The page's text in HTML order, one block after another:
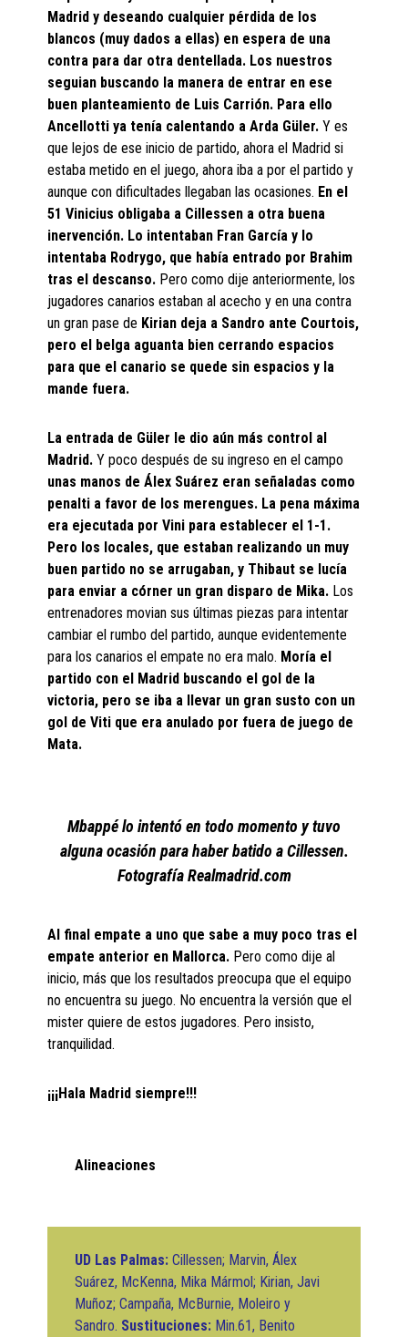
Madrid y deseando cualquier pérdida de los
blancos (muy dados a ellas) en espera de una
contra para dar otra dentellada. Los nuestros
seguian buscando la manera de entrar en ese
buen planteamiento de Luis Carrión. Para ello
Ancellotti ya tenía calentando a Arda Güler.Y es
que lejos de ese inicio de partido, ahora el Madrid si
estaba metido en el juego, ahora iba a por el partido y
aunque con dificultades llegaban las ocasiones. En el
51 Vinicius obligaba a Cillessen a otra buena
inervención. Lo intentaban Fran García y lo
intentaba Rodrygo, que había entrado por Brahim
tras el descanso. Pero como dije anteriormente, los
jugadores canarios estaban al acecho y en una contra
un gran pase de Kirian deja a Sandro ante Courtois,
pero el belga aguanta bien cerrando espacios
para que el canario se quede sin espacios y la
mande fuera.
La entrada de Güler le dio aún más control al
Madrid. Y poco después de su ingreso en el campo
unas manos de Álex Suárez eran señaladas como
penalti a favor de los merengues. La pena máxima
era ejecutada por Vini para establecer el 1-1.
Pero los locales, que estaban realizando un muy
buen partido no se arrugaban, y Thibaut se lucía
para enviar a córner un gran disparo de Mika. Los
entrenadores movian sus últimas piezas para intentar
cambiar el rumbo del partido, aunque evidentemente
para los canarios el empate no era malo. Moría el
partido con el Madrid buscando el gol de la
victoria, pero se iba a llevar un gran susto con un
gol de Viti que era anulado por fuera de juego de
Mata.
Mbappé lo intentó en todo momento y tuvo
alguna ocasión para haber batido a Cillessen.
Fotografía Realmadrid.com
Al final empate a uno que sabe a muy poco tras el
empate anterior en Mallorca. Pero como dije al
inicio, más que los resultados preocupa que el equipo
no encuentra su juego. No encuentra la versión que el
mister quiere de estos jugadores. Pero insisto,
tranquilidad.
¡¡¡Hala Madrid siempre!!!
Alineaciones
UD Las Palmas: Cillessen; Marvin, Álex
Suárez, McKenna, Mika Mármol; Kirian, Javi
Muñoz; Campaña, McBurnie, Moleiro y
Sandro. Sustituciones: Min.61, Benito